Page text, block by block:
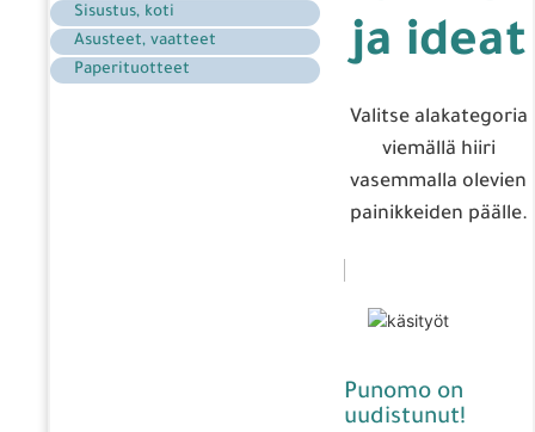
Sisustus, koti
Asusteet, vaatteet
Paperituotteet
ja ideat
Valitse alakategoria
viemällä hiiri
vasemmalla olevien
painikkeiden päälle.
Punomo on
uudistunut!